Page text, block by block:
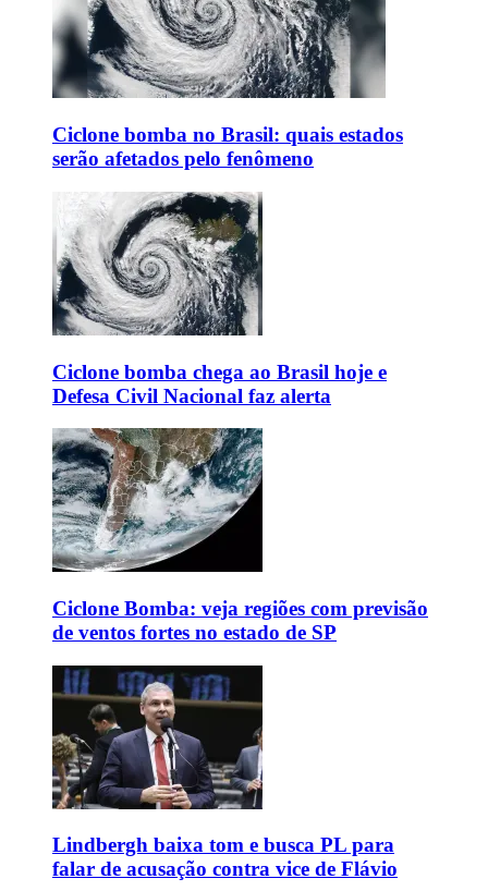
Ciclone bomba no Brasil: quais estados
serão afetados pelo fenômeno
Ciclone bomba chega ao Brasil hoje e
Defesa Civil Nacional faz alerta
Ciclone Bomba: veja regiões com previsão
de ventos fortes no estado de SP
Lindbergh baixa tom e busca PL para
falar de acusação contra vice de Flávio